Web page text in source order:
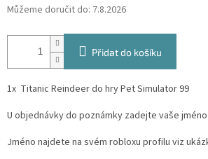
Můžeme doručit do: 7.8.2026
Přidat do košíku
1x Titanic Reindeer do hry Pet Simulator 99
U objednávky do poznámky zadejte vaše
Jméno najdete na svém robloxu profilu viz